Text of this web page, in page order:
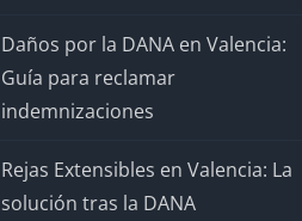
Daños por la DANA en Valencia:
Guía para reclamar
indemnizaciones
Rejas Extensibles en Valencia: La
solución tras la DANA